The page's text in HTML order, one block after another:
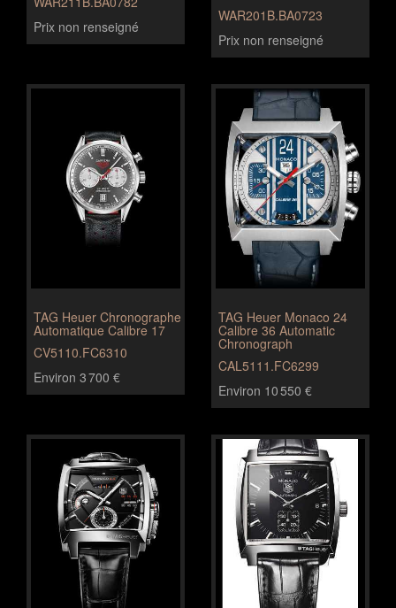
Prix non renseigné
WAR201B.BA0723
Prix non renseigné
TAG Heuer Chronographe
Automatique Calibre 17
CV5110.FC6310
Environ 3 700 €
TAG Heuer Monaco 24
Calibre 36 Automatic
Chronograph
CAL5111.FC6299
Environ 10 550 €